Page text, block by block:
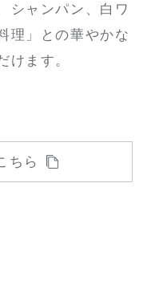
シャンパン、白ワ
理」との華やかな
けます。
ちら